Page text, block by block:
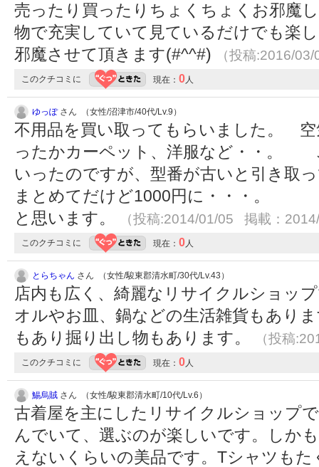
売ったり買ったりちょくちょくお邪魔
物で充実していて見ているだけでも楽
邪魔させて頂きます(#^^#)
（投稿:2016/
このクチコミに 現在： 0人
ゆっぽさん （女性/沼津市/40代/Lv.9）
不用品を買い取ってもらいました。 空
ったかカーペット、洋服など・・。
いったのですが、型番が古いと引き取
まとめてだけど1000円に・・・。
と思います。
（投稿:2014/01/05 掲載：
このクチコミに 現在： 0人
とらちゃん さん （女性/駿東郡清水町/30代/Lv.43）
店内も広く、綺麗なリサイクルショッ
オルやお皿、鍋などの生活雑貨もあり
もあり掘り出し物もあります。
（投稿
このクチコミに 現在： 0人
鯣烏賊 さん （女性/駿東郡清水町/10代/Lv.6）
古着屋を主にしたリサイクルショップ
んでいて、選ぶのが楽しいです。しか
えないくらいの美品です。Tシャツも